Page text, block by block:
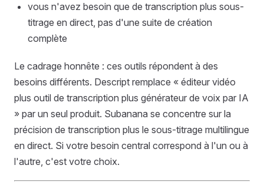
vous n'avez besoin que de transcription plus sous-
titrage en direct, pas d'une suite de création
complète
Le cadrage honnête : ces outils répondent à des
besoins différents. Descript remplace « éditeur vidéo
plus outil de transcription plus générateur de voix par IA
» par un seul produit. Subanana se concentre sur la
précision de transcription plus le sous-titrage multilingue
en direct. Si votre besoin central correspond à l'un ou à
l'autre, c'est votre choix.